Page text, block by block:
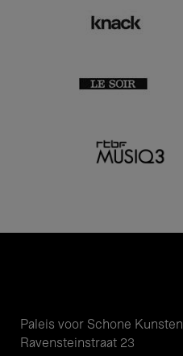
Paleis voor Schone Kunsten
Ravensteinstraat 23